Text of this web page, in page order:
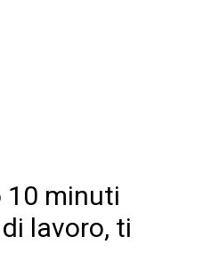
10 minuti
lavoro, ti